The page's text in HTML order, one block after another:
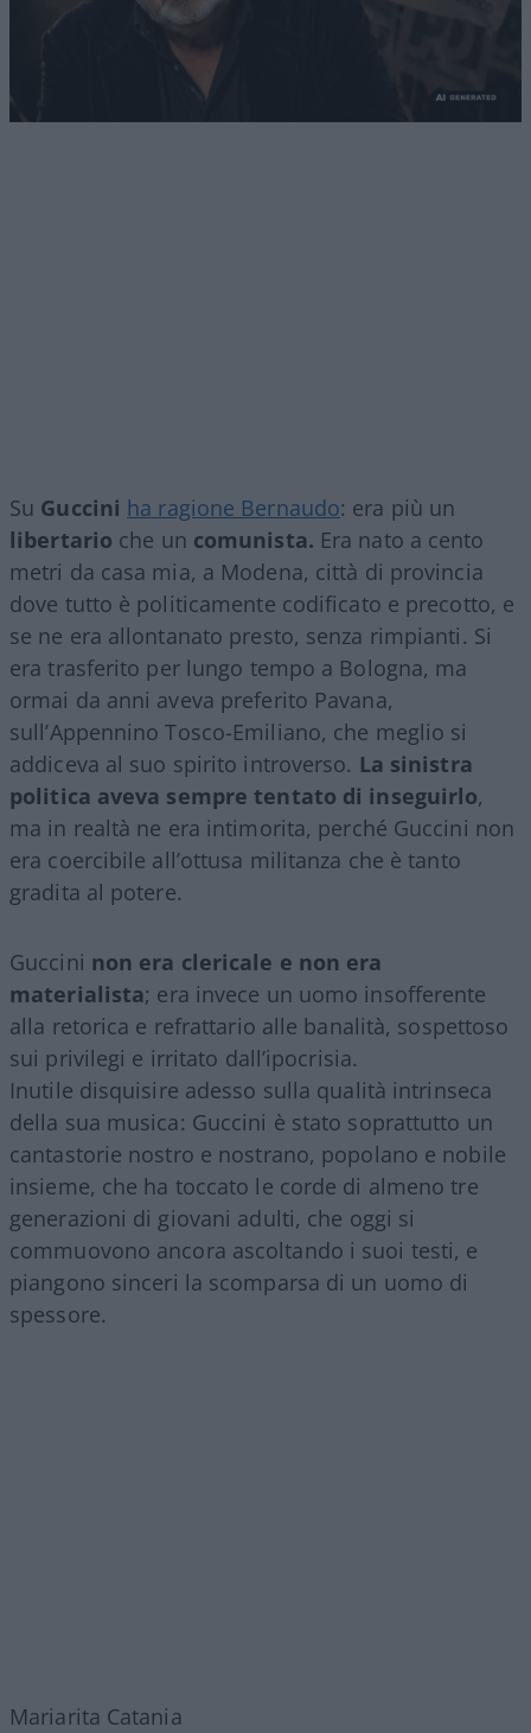
Su Guccini ha ragione Bernaudo: era più un
libertario che un comunista. Era nato a cento
metri da casa mia, a Modena, città di provincia
dove tutto è politicamente codificato e precotto, e
se ne era allontanato presto, senza rimpianti. Si
era trasferito per lungo tempo a Bologna, ma
ormai da anni aveva preferito Pavana,
sull’Appennino Tosco-Emiliano, che meglio si
addiceva al suo spirito introverso. La sinistra
politica aveva sempre tentato di inseguirlo,
ma in realtà ne era intimorita, perché Guccini non
era coercibile all’ottusa militanza che è tanto
gradita al potere.
Guccini non era clericale e non era
materialista; era invece un uomo insofferente
alla retorica e refrattario alle banalità, sospettoso
sui privilegi e irritato dall’ipocrisia.
Inutile disquisire adesso sulla qualità intrinseca
della sua musica: Guccini è stato soprattutto un
cantastorie nostro e nostrano, popolano e nobile
insieme, che ha toccato le corde di almeno tre
generazioni di giovani adulti, che oggi si
commuovono ancora ascoltando i suoi testi, e
piangono sinceri la scomparsa di un uomo di
spessore.
Mariarita Catania